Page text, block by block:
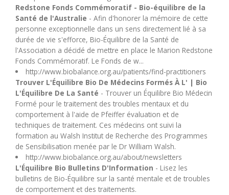
Redstone Fonds Commémoratif - Bio-équilibre de la
Santé de l'Australie - Afin d'honorer la mémoire de cette
personne exceptionnelle dans un sens directement lié à sa
durée de vie s'efforce, Bio-Équilibre de la Santé de
l'Association a décidé de mettre en place le Marion Redstone
Fonds Commémoratif. Le Fonds de w...
http://www.biobalance.org.au/patients/find-practitioners
Trouver L'Équilibre Bio De Médecins Formés À L' | Bio
L'Équilibre De La Santé - Trouver un Équilibre Bio Médecin
Formé pour le traitement des troubles mentaux et du
comportement à l'aide de Pfeiffer évaluation et de
techniques de traitement. Ces médecins ont suivi la
formation au Walsh Institut de Recherche des Programmes
de Sensibilisation menée par le Dr William Walsh.
http://www.biobalance.org.au/about/newsletters
L'Équilibre Bio Bulletins D'Information - Lisez les
bulletins de Bio-Équilibre sur la santé mentale et de troubles
de comportement et des traitements.